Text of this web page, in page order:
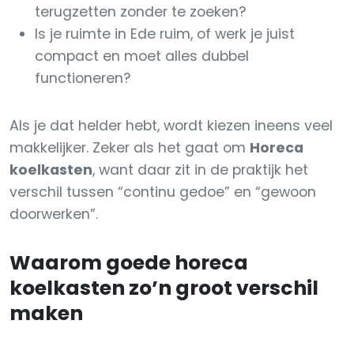
terugzetten zonder te zoeken?
Is je ruimte in Ede ruim, of werk je juist
compact en moet alles dubbel
functioneren?
Als je dat helder hebt, wordt kiezen ineens veel
makkelijker. Zeker als het gaat om Horeca
koelkasten, want daar zit in de praktijk het
verschil tussen “continu gedoe” en “gewoon
doorwerken”.
Waarom goede horeca
koelkasten zo’n groot verschil
maken